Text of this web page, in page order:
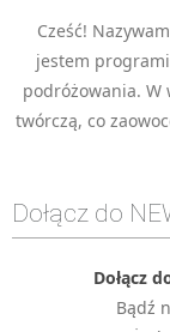
Cześć!
jestem
podróżowania. W
twórczą, co
Dołącz do
Dołącz
Bądź